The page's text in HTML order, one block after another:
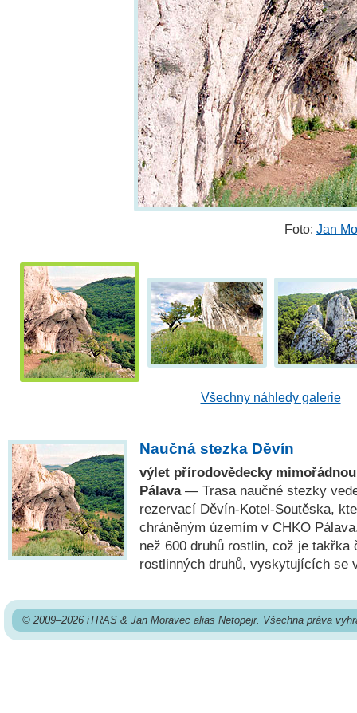
Foto: Jan
Všechny náhledy galerie
Naučná stezka Děvín
výlet přírodovědecky
Pálava— Trasa naučné stezky
rezervací Děvín-Kotel-Soutěska,
chráněným územím v CHKO
než 600 druhů rostlin, což je takřka
rostlinných druhů, vyskytujících se
© 2009–2026 iTRAS & Jan Moravec alias Netopejr. Všechna práva